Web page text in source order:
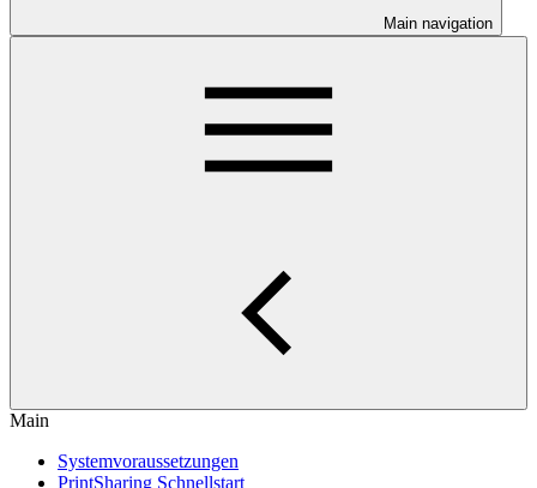
Main navigation
Main
Systemvoraussetzungen
PrintSharing Schnellstart